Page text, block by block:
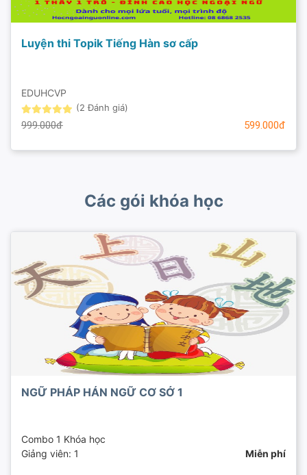
Luyện thi Topik Tiếng Hàn sơ cấp
EDUHCVP
(2 Đánh giá)
999.000đ 599.000đ
Các gói khóa học
NGỮ PHÁP HÁN NGỮ CƠ SỞ 1
Combo 1 Khóa học
Giảng viên: 1
Miễn phí